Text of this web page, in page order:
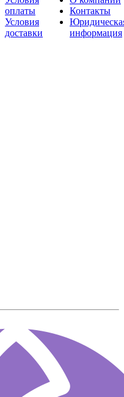
оплаты
Условия
доставки
Контакты
информация